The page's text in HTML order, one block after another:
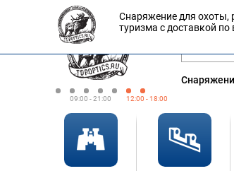
09:00 - 21:00 12:00 - 18:00
Оплата
Снаряжение для охоты,
туризма с доставкой по